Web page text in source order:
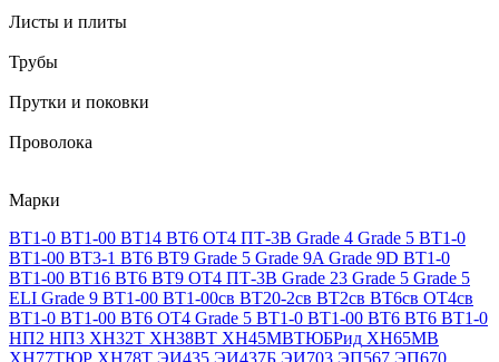
Листы и плиты
Трубы
Прутки и поковки
Проволока
Марки
ВТ1-0 ВТ1-00 ВТ14 ВТ6 ОТ4 ПТ-3В Grade 4 Grade 5 ВТ1-0
ВТ1-00 ВТ3-1 ВТ6 ВТ9 Grade 5 Grade 9A Grade 9D ВТ1-0
ВТ1-00 ВТ16 ВТ6 ВТ9 ОТ4 ПТ-3В Grade 23 Grade 5 Grade 5
ELI Grade 9 ВТ1-00 ВТ1-00св ВТ20-2св ВТ2св ВТ6св ОТ4св
ВТ1-0 ВТ1-00 ВТ6 ОТ4 Grade 5 ВТ1-0 ВТ1-00 ВТ6 ВТ6 ВТ1-0
НП2 НП3 ХН32Т ХН38ВТ ХН45МВТЮБРид ХН65МВ
ХН77ТЮР ХН78Т ЭИ435 ЭИ437Б ЭИ703 ЭП567 ЭП670